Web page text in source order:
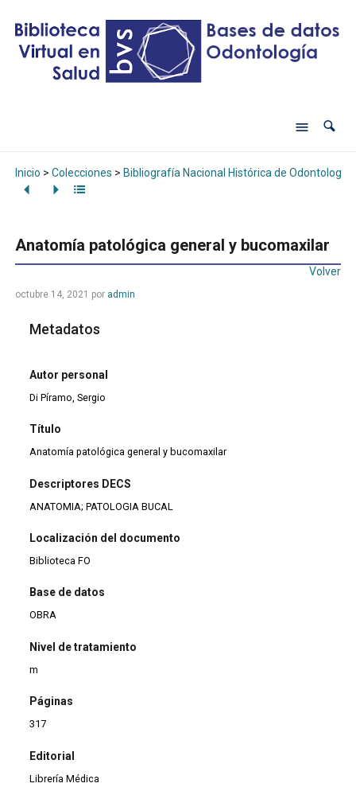
Inicio > Colecciones > Bibliografía Nacional Histórica de Odontología
Anatomía patológica general y bucomaxilar
Volver
octubre 14, 2021 por admin
Metadatos
Autor personal
Di Píramo, Sergio
Título
Anatomía patológica general y bucomaxilar
Descriptores DECS
ANATOMIA; PATOLOGIA BUCAL
Localización del documento
Biblioteca FO
Base de datos
OBRA
Nivel de tratamiento
m
Páginas
317
Editorial
Librería Médica